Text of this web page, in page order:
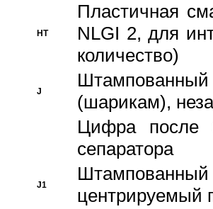
HT
Пластичная
NLGI 2, для
количество)
J
(шарикам),
Цифра после
сепаратора
J1
центрируемый